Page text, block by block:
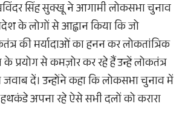
सिंह सुक्खू ने आगामी लोकसभा चुनाव
के लोगों से आह्वान किया कि जो
की मर्यादाओं का हनन कर लोकतांत्रिक
प्रयोग से कमज़ोर कर रहे हैं उन्हें लोकतंत्र
जवाब दें। उन्होंने कहा कि लोकसभा चुनाव में
अपना रहे ऐसे सभी दलों को करारा